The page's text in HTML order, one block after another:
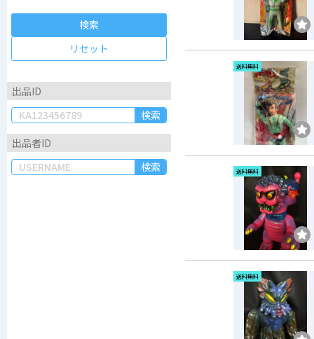
リセット
検索
出品ID
検索
出品者ID
検索
送料無料
送料無料
送料無料